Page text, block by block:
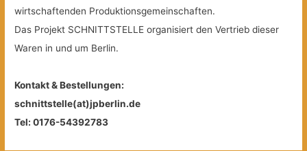
wirtschaftenden Produktionsgemeinschaften.
Das Projekt SCHNITTSTELLE organisiert den Vertrieb dieser
Waren in und um Berlin.
Kontakt & Bestellungen:
schnittstelle(at)jpberlin.de
Tel: 0176-54392783